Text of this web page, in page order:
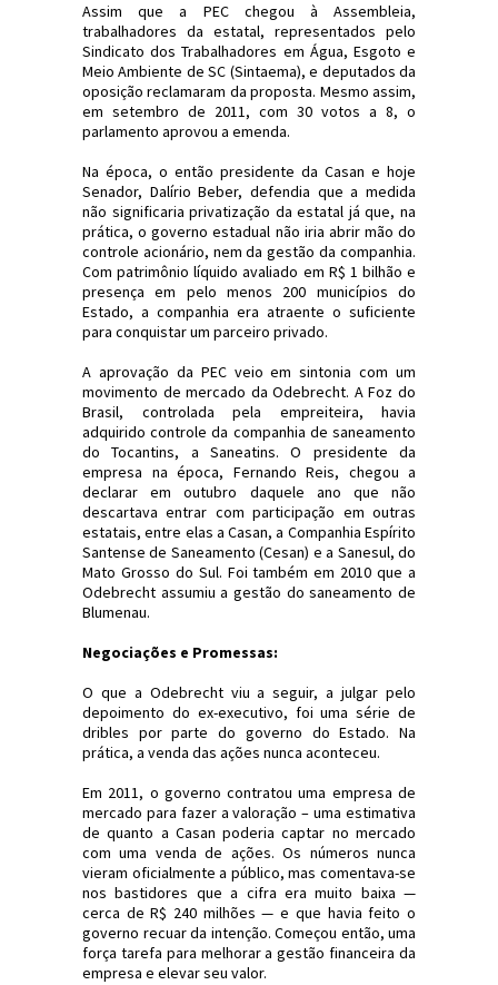
Assim que a PEC chegou à Assembleia,
trabalhadores da estatal, representados pelo
Sindicato dos Trabalhadores em Água, Esgoto e
Meio Ambiente de SC (Sintaema), e deputados da
oposição reclamaram da proposta. Mesmo assim,
em setembro de 2011, com 30 votos a 8, o
parlamento aprovou a emenda.
Na época, o então presidente da Casan e hoje
Senador, Dalírio Beber, defendia que a medida
não significaria privatização da estatal já que, na
prática, o governo estadual não iria abrir mão do
controle acionário, nem da gestão da companhia.
Com patrimônio líquido avaliado em R$ 1 bilhão e
presença em pelo menos 200 municípios do
Estado, a companhia era atraente o suficiente
para conquistar um parceiro privado.
A aprovação da PEC veio em sintonia com um
movimento de mercado da Odebrecht. A Foz do
Brasil, controlada pela empreiteira, havia
adquirido controle da companhia de saneamento
do Tocantins, a Saneatins. O presidente da
empresa na época, Fernando Reis, chegou a
declarar em outubro daquele ano que não
descartava entrar com participação em outras
estatais, entre elas a Casan, a Companhia Espírito
Santense de Saneamento (Cesan) e a Sanesul, do
Mato Grosso do Sul. Foi também em 2010 que a
Odebrecht assumiu a gestão do saneamento de
Blumenau.
Negociações e Promessas:
O que a Odebrecht viu a seguir, a julgar pelo
depoimento do ex-executivo, foi uma série de
dribles por parte do governo do Estado. Na
prática, a venda das ações nunca aconteceu.
Em 2011, o governo contratou uma empresa de
mercado para fazer a valoração – uma estimativa
de quanto a Casan poderia captar no mercado
com uma venda de ações. Os números nunca
vieram oficialmente a público, mas comentava-se
nos bastidores que a cifra era muito baixa —
cerca de R$ 240 milhões — e que havia feito o
governo recuar da intenção. Começou então, uma
força tarefa para melhorar a gestão financeira da
empresa e elevar seu valor.